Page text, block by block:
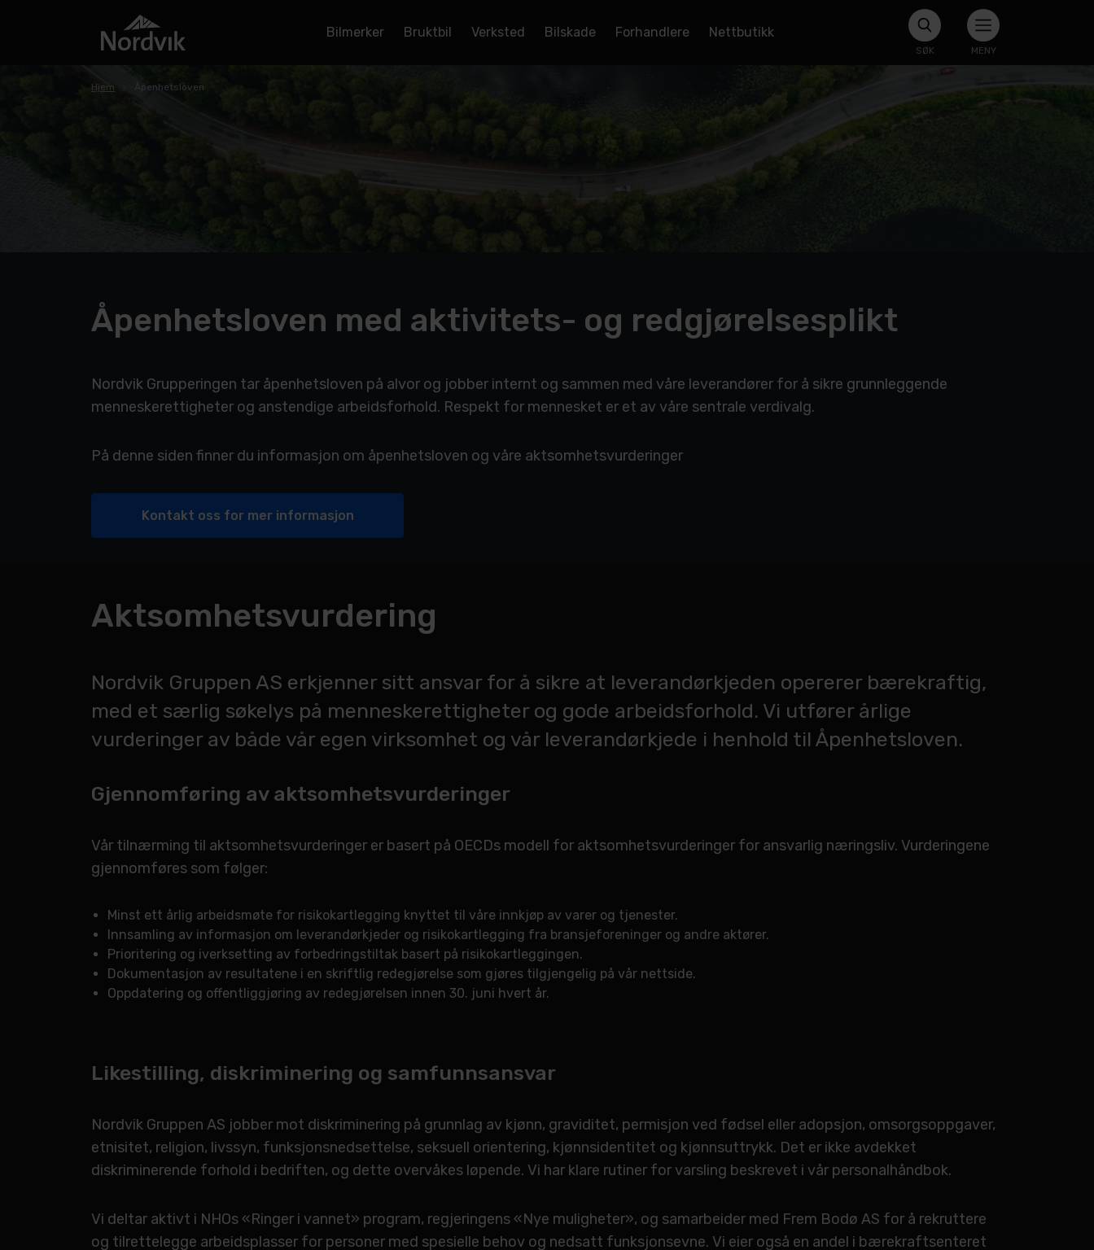
Bilmerker Bruktbil Verksted Bilskade Forhandlere Nettbutikk
SØK MENY
Hjem Åpenhetsloven
Åpenhetsloven med aktivitets- og redgjørelsesplikt
Nordvik Grupperingen tar åpenhetsloven på alvor og jobber internt og sammen med våre leverandører for å sikre grunnleggende
menneskerettigheter og anstendige arbeidsforhold. Respekt for mennesket er et av våre sentrale verdivalg.
På denne siden finner du informasjon om åpenhetsloven og våre aktsomhetsvurderinger
Kontakt oss for mer informasjon
Aktsomhetsvurdering
Nordvik Gruppen AS erkjenner sitt ansvar for å sikre at leverandørkjeden opererer bærekraftig,
med et særlig søkelys på menneskerettigheter og gode arbeidsforhold. Vi utfører årlige
vurderinger av både vår egen virksomhet og vår leverandørkjede i henhold til Åpenhetsloven.
Gjennomføring av aktsomhetsvurderinger
Vår tilnærming til aktsomhetsvurderinger er basert på OECDs modell for aktsomhetsvurderinger for ansvarlig næringsliv. Vurderingene
gjennomføres som følger:
Minst ett årlig arbeidsmøte for risikokartlegging knyttet til våre innkjøp av varer og tjenester.
Innsamling av informasjon om leverandørkjeder og risikokartlegging fra bransjeforeninger og andre aktører.
Prioritering og iverksetting av forbedringstiltak basert på risikokartleggingen.
Dokumentasjon av resultatene i en skriftlig redegjørelse som gjøres tilgjengelig på vår nettside.
Oppdatering og offentliggjøring av redegjørelsen innen 30. juni hvert år.
Likestilling, diskriminering og samfunnsansvar
Nordvik Gruppen AS jobber mot diskriminering på grunnlag av kjønn, graviditet, permisjon ved fødsel eller adopsjon, omsorgsoppgaver,
etnisitet, religion, livssyn, funksjonsnedsettelse, seksuell orientering, kjønnsidentitet og kjønnsuttrykk. Det er ikke avdekket
diskriminerende forhold i bedriften, og dette overvåkes løpende. Vi har klare rutiner for varsling beskrevet i vår personalhåndbok.
Vi deltar aktivt i NHOs «Ringer i vannet» program, regjeringens «Nye muligheter», og samarbeider med Frem Bodø AS for å rekruttere
og tilrettelegge arbeidsplasser for personer med spesielle behov og nedsatt funksjonsevne. Vi eier også en andel i bærekraftsenteret